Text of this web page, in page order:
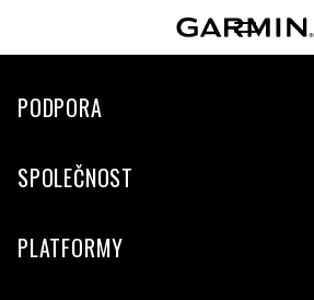
PODPORA
SPOLEČNOST
PLATFORMY